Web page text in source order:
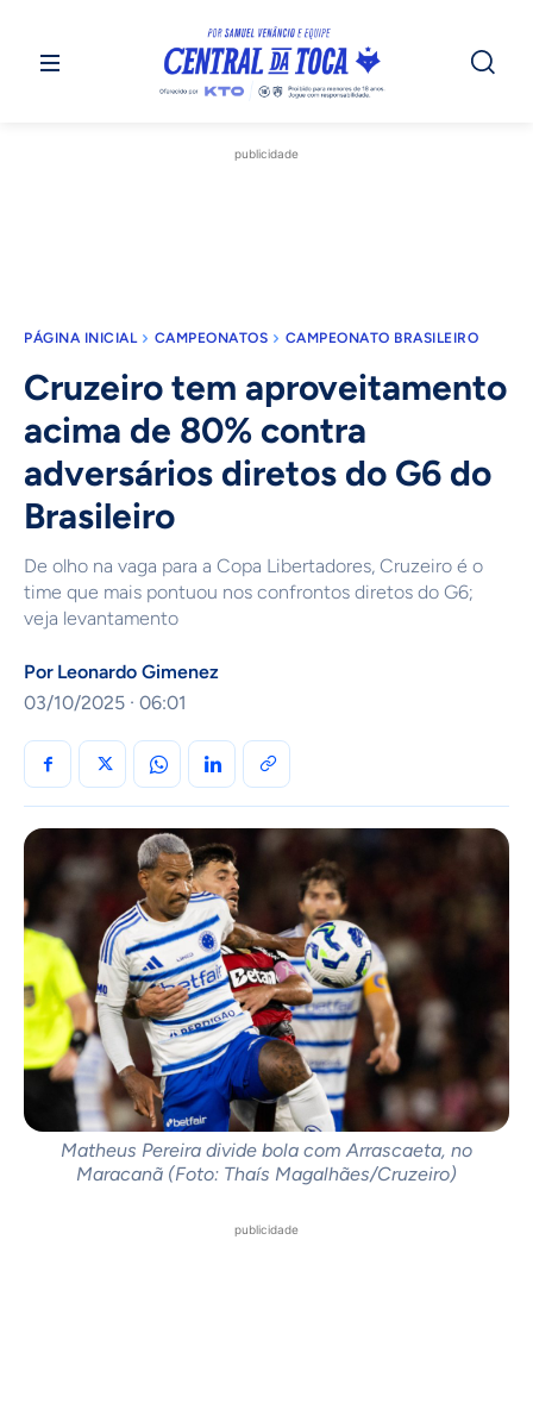
publicidade
PÁGINA INICIAL CAMPEONATOS CAMPEONATO BRASILEIRO
Cruzeiro tem aproveitamento
acima de 80% contra
adversários diretos do G6 do
Brasileiro
De olho na vaga para a Copa Libertadores, Cruzeiro é o
time que mais pontuou nos confrontos diretos do G6;
veja levantamento
Por Leonardo Gimenez
03/10/2025 · 06:01
Matheus Pereira divide bola com Arrascaeta, no
Maracanã (Foto: Thaís Magalhães/Cruzeiro)
publicidade